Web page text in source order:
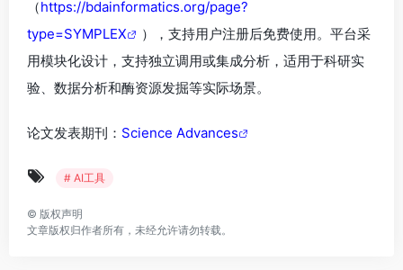
（https://bdainformatics.org/page?
type=SYMPLEX
），支持用户注册后免费使用。平台采
用模块化设计，支持独立调用或集成分析，适用于科研实
验、数据分析和酶资源发掘等实际场景。
论文发表期刊： Science Advances
# AI工具
© 版权声明
文章版权归作者所有，未经允许请勿转载。